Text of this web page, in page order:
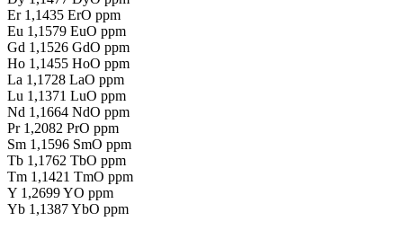
Er 1,1435 ErO ppm
Eu 1,1579 EuO ppm
Gd 1,1526 GdO ppm
Ho 1,1455 HoO ppm
La 1,1728 LaO ppm
Lu 1,1371 LuO ppm
Nd 1,1664 NdO ppm
Pr 1,2082 PrO ppm
Sm 1,1596 SmO ppm
Tb 1,1762 TbO ppm
Tm 1,1421 TmO ppm
Y 1,2699 YO ppm
Yb 1,1387 YbO ppm